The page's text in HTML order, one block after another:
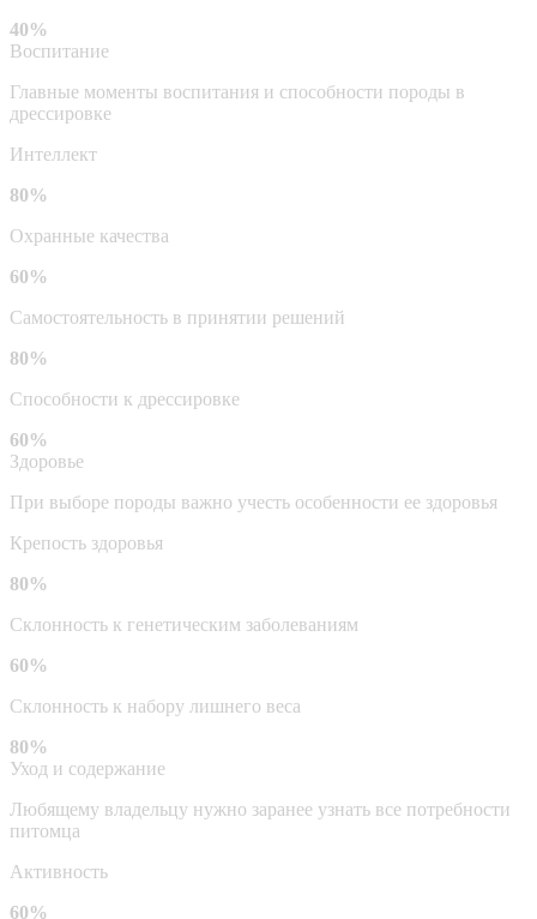
40%
Воспитание
Главные моменты воспитания и способности породы в
дрессировке
Интеллект
80%
Охранные качества
60%
Самостоятельность в принятии решений
80%
Способности к дрессировке
60%
Здоровье
При выборе породы важно учесть особенности ее здоровья
Крепость здоровья
80%
Склонность к генетическим заболеваниям
60%
Склонность к набору лишнего веса
80%
Уход и содержание
Любящему владельцу нужно заранее узнать все потребности
питомца
Активность
60%